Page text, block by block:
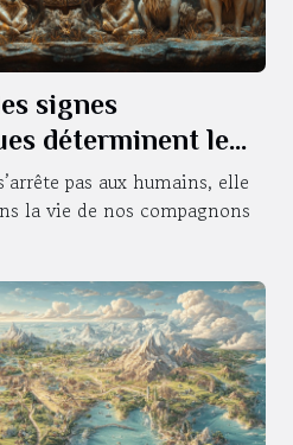
signes
déterminent le
nos animaux
pas aux humains, elle
la vie de nos compagnons